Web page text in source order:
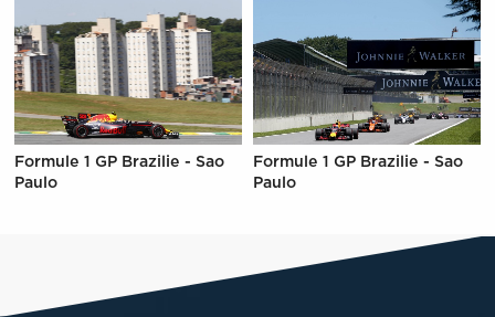
Formule 1 GP Brazilie - Sao
Paulo
Formule 1 GP Brazilie - Sao
Paulo